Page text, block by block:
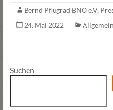
Bernd Pflugrad BNO e.V.
24. Mai 2022
Allgemein
Suchen